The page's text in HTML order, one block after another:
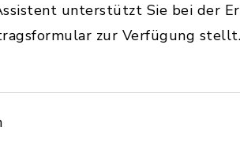
unterstützt Sie bei der
zur Verfügung stellt.